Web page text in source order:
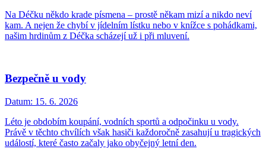
Na Déčku někdo krade písmena – prostě někam mizí a nikdo neví
kam. A nejen že chybí v jídelním lístku nebo v knížce s pohádkami,
našim hrdinům z Déčka scházejí už i při mluvení.
Bezpečně u vody
Datum: 15. 6. 2026
Léto je obdobím koupání, vodních sportů a odpočinku u vody.
Právě v těchto chvílích však hasiči každoročně zasahují u tragických
událostí, které často začaly jako obyčejný letní den.